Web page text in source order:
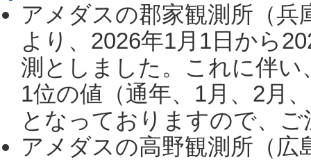
アメダスの郡家観測所（
より、2026年1月1日から
測としました。これに伴い
1位の値（通年、1月、2月
となっておりますので、
アメダスの高野観測所（